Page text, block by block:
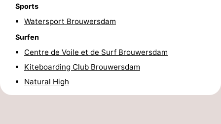
Scheveningen
Haye
Rotterdam
Rockanje
Zeeland
Schouwen-
Sports
Watersport Brouwersdam
Surfen
Centre de Voile et de Surf Brouwersdam
Kiteboarding Club Brouwersdam
Natural High